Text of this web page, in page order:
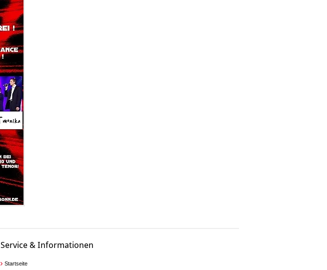
Service & Informationen
Startseite